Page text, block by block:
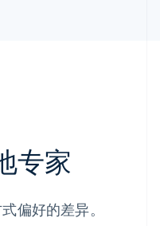
专家
偏好的差异。